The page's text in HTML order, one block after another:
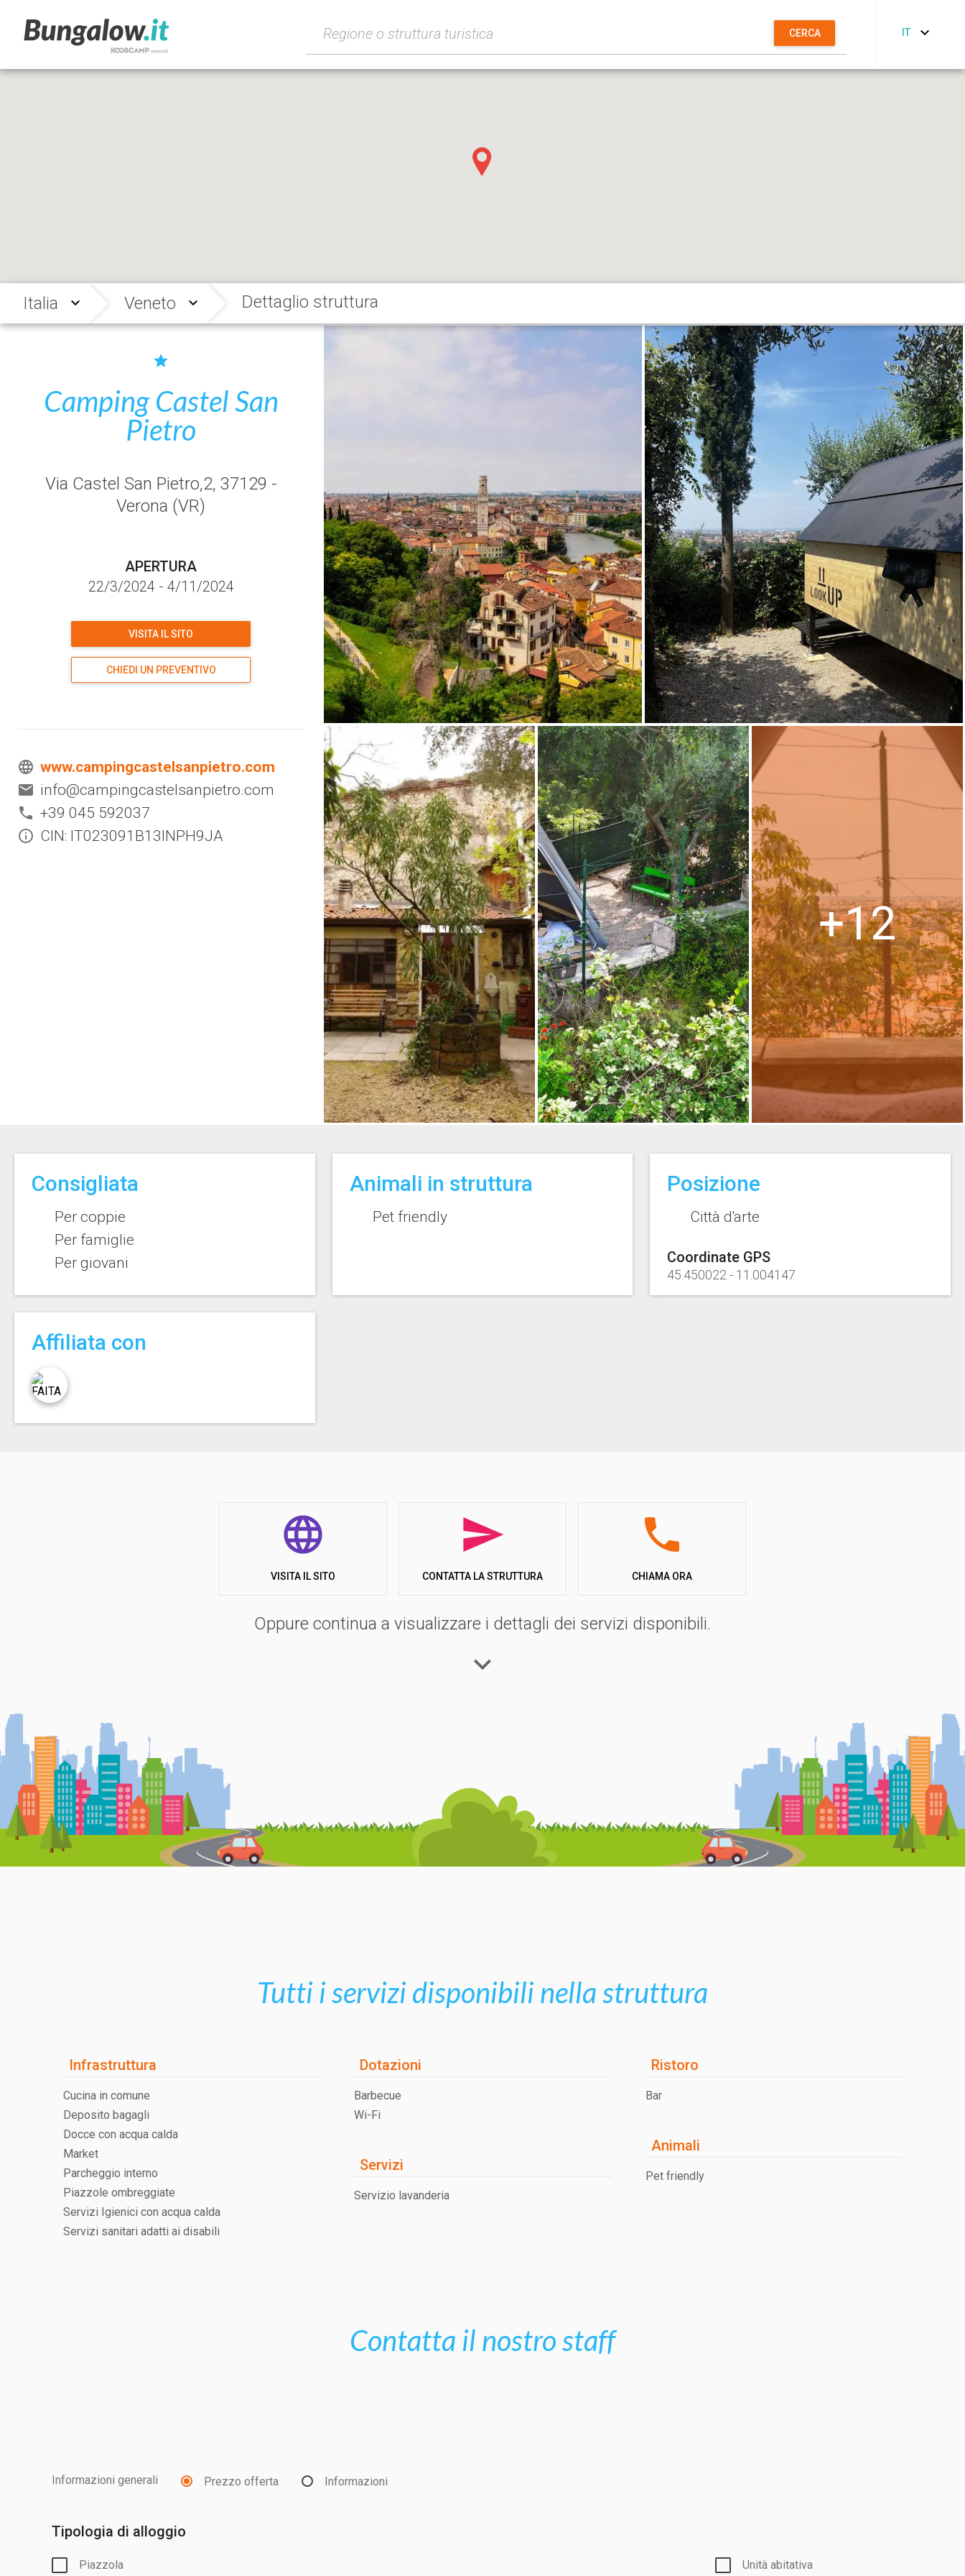
CERCA IT
Italia Veneto Dettaglio struttura
Camping Castel San
Pietro
Via Castel San Pietro,2, 37129 -
Verona (VR)
APERTURA
22/3/2024- 4/11/2024
VISITA IL SITO
CHIEDI UN PREVENTIVO
www.campingcastelsanpietro.com
info@campingcastelsanpietro.com
+39 045 592037
CIN: IT023091B13INPH9JA
Consigliata
Per coppie
Per famiglie
Per giovani
Animali in struttura
Pet friendly
Posizione
Città d'arte
Coordinate GPS
45.450022 - 11.004147
Affiliata con
VISITA IL SITO CONTATTA LA STRUTTURA CHIAMA ORA
Oppure continua a visualizzare i dettagli dei servizi disponibili.
Tutti i servizi disponibili nella struttura
Infrastruttura
Cucina in comune
Deposito bagagli
Docce con acqua calda
Market
Parcheggio interno
Piazzole ombreggiate
Servizi Igienici con acqua calda
Servizi sanitari adatti ai disabili
Dotazioni
Barbecue
Wi-Fi
Servizi
Servizio lavanderia
Ristoro
Bar
Animali
Pet friendly
Contatta il nostro staff
Informazioni generali Prezzo offerta Informazioni
Tipologia di alloggio
Piazzola Unità abitativa